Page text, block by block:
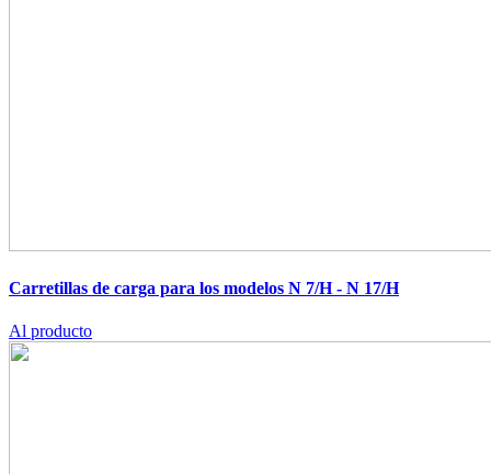
Carretillas de carga para los modelos N 7/H - N 17/H
Al producto